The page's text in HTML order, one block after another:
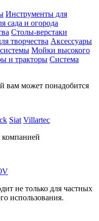
Инструменты для
сада и огорода
Столы-верстаки
творчества Аксессуары
Мойки высокого
и тракторы Система
вам может понадобится
Siat Villartec
не только для частных
использования.